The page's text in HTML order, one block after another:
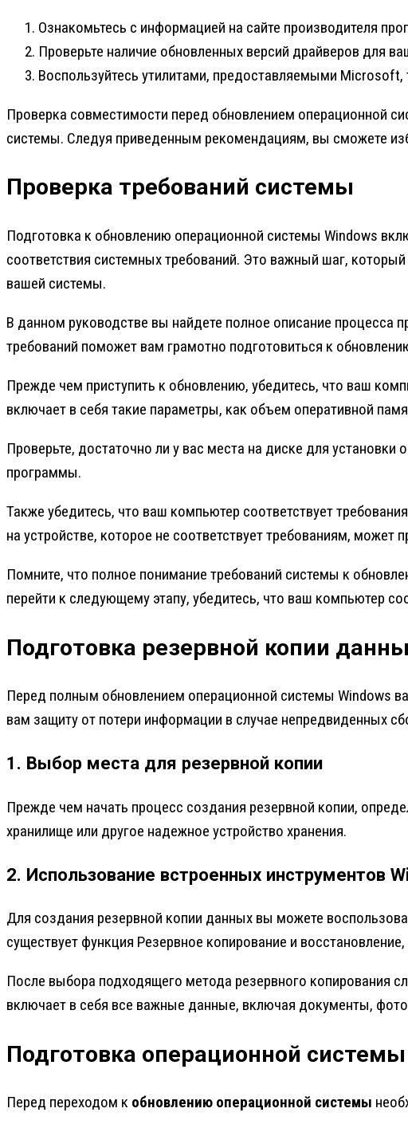
Ознакомьтесь с информацией на сайте производителя
Проверьте наличие обновленных версий драйверов для
Воспользуйтесь утилитами, предоставляемыми
Проверка совместимости перед обновлением операционной
системы. Следуя приведенным рекомендациям, вы сможете
Проверка требований системы
Подготовка к обновлению операционной системы Windows
соответствия системных требований. Это важный шаг,
вашей системы.
В данном руководстве вы найдете полное описание процесса
требований поможет вам грамотно подготовиться к
Прежде чем приступить к обновлению, убедитесь, что ваш
включает в себя такие параметры, как объем оперативной
Проверьте, достаточно ли у вас места на диске для
программы.
Также убедитесь, что ваш компьютер соответствует
на устройстве, которое не соответствует требованиям,
Помните, что полное понимание требований системы к
перейти к следующему этапу, убедитесь, что ваш компьютер
Подготовка резервной копии
Перед полным обновлением операционной системы Windows
вам защиту от потери информации в случае непредвиденных
1. Выбор места для резервной копии
Прежде чем начать процесс создания резервной копии,
хранилище или другое надежное устройство хранения.
2. Использование встроенных инструментов
Для создания резервной копии данных вы можете
существует функция Резервное копирование и
После выбора подходящего метода резервного копирования
включает в себя все важные данные, включая документы,
Подготовка операционной
Перед переходом к обновлению операционной системы